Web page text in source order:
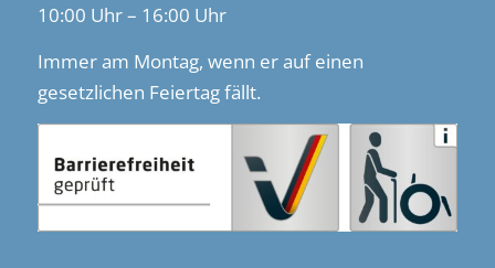
10:00 Uhr – 16:00 Uhr
Immer am Montag, wenn er auf einen
gesetzlichen Feiertag fällt.